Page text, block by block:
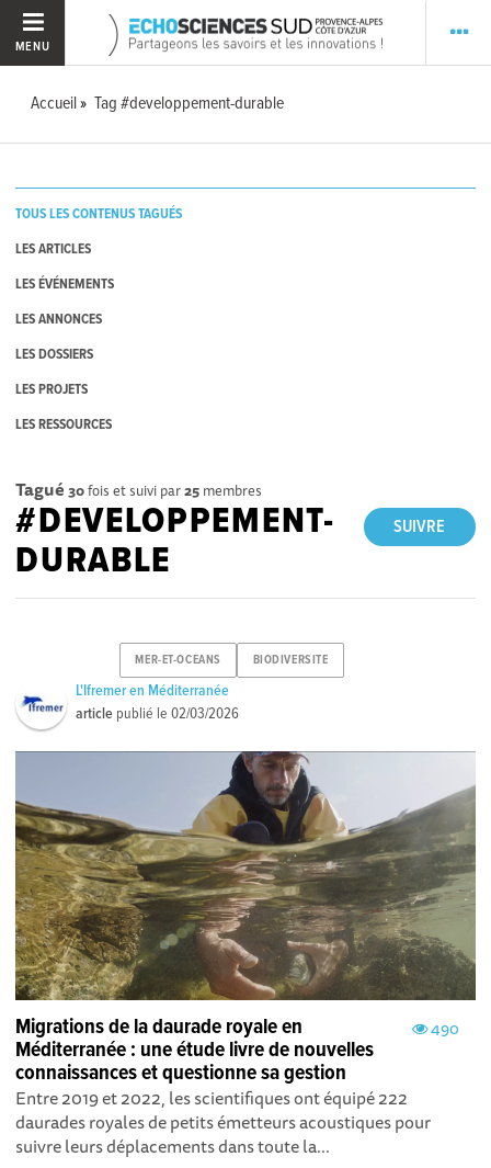
MENU
Accueil Tag #developpement-durable
TOUS LES CONTENUS TAGUÉS
LES ARTICLES
LES ÉVÉNEMENTS
LES ANNONCES
LES DOSSIERS
LES PROJETS
LES RESSOURCES
Tagué 30fois et suivi par25 membres
SUIVRE
#DEVELOPPEMENT-
DURABLE
MER-ET-OCEANS BIODIVERSITE
L'Ifremer en Méditerranée
article publié le02/03/2026
490
Migrations de la daurade royale en
Méditerranée : une étude livre de nouvelles
connaissances et questionne sa gestion
Entre 2019 et 2022, les scientifiques ont équipé 222
daurades royales de petits émetteurs acoustiques pour
suivre leurs déplacements dans toute la...